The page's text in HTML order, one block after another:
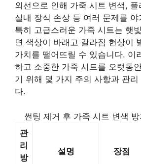
외선으로 인해 가죽 시트 변색,
실내 장식 손상 등 여러 문제를
특히 고급스러운 가죽 시트는 햇
면 색상이 바래고 갈라짐 현상이
가치를 떨어뜨릴 수 있습니다. 이
하고 소중한 가죽 시트를 오랫동
기 위해 몇 가지 주의 사항과 관리
다.
썬팅 제거 후 가죽 시트 변색
관
리
방
설명 장점